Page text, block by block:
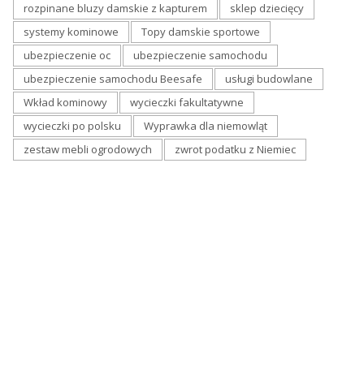
rozpinane bluzy damskie z kapturem
sklep dziecięcy
systemy kominowe
Topy damskie sportowe
ubezpieczenie oc
ubezpieczenie samochodu
ubezpieczenie samochodu Beesafe
usługi budowlane
Wkład kominowy
wycieczki fakultatywne
wycieczki po polsku
Wyprawka dla niemowląt
zestaw mebli ogrodowych
zwrot podatku z Niemiec